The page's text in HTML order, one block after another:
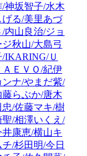
/神坂智子/水木
げる/美里あづ
/内山良治/ジョ
ジ秋山/大島弓
/IKARING/Ｕ
ＡＥＶＯ/紀伊
ンナ/やまだ紫/
藤らぶか/唐木
忠/佐藤マキ/樹
聖/相澤いくえ/
井康恵/横山キ
チ/杉田明/今日